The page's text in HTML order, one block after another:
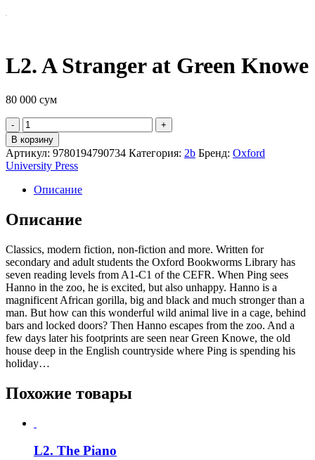
L2. A Stranger at Green Knowe
80 000 сум
Quantity
В корзину
Артикул: 9780194790734 Категория: 2b Бренд: Oxford
University Press
Описание
Описание
Classics, modern fiction, non-fiction and more. Written for
secondary and adult students the Oxford Bookworms Library has
seven reading levels from A1-C1 of the CEFR. When Ping sees
Hanno in the zoo, he is excited, but also unhappy. Hanno is a
magnificent African gorilla, big and black and much stronger than a
man. But how can this wonderful wild animal live in a cage, behind
bars and locked doors? Then Hanno escapes from the zoo. And a
few days later his footprints are seen near Green Knowe, the old
house deep in the English countryside where Ping is spending his
holiday…
Похожие товары
L2. The Piano